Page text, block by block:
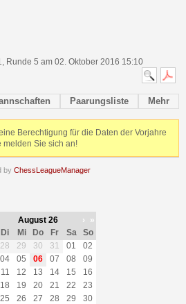
Runde 5 am 02. Oktober 2016 15:10
Paarungsliste Mehr
Berechtigung für die Daten der Vorjahre
melden Sie sich an!
by ChessLeagueManager
August 26 ›
»
Di Mi Do Fr Sa
So
28 29 30 31 01
02
04 05 06 07 08
09
11 12 13 14 15
16
18 19 20 21 22
23
25 26 27 28 29
30